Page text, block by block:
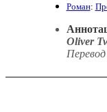
Роман:
Oliver